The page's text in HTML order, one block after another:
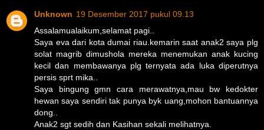
Unknown 19 Desember 2017 pukul 09.13
Assalamualaikum,selamat pagi..
Saya eva dari kota dumai riau.kemarin saat anak2 saya plg
solat magrib dimushola mereka menemukan anak kucing
kecil dan membawanya plg ternyata ada luka diperutnya
persis sprt mika..
Saya bingung gmn cara merawatnya,mau bw kedokter
hewan saya sendiri tak punya byk uang,mohon bantuannya
dong..
Anak2 sgt sedih dan Kasihan sekali melihatnya.